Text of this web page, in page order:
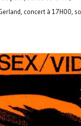
concert à 17H00,